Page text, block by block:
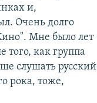
и,
Очень долго
Мне было лет
того, как группа
слушать русский
рока, тоже,